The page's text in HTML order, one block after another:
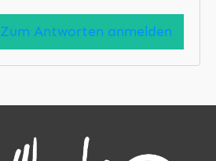
Zum Antworten anmelden